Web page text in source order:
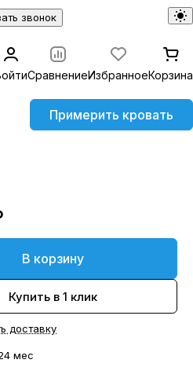
звонок
СравнениеИзбранноеКорзина
Примерить кровать
В корзину
Купить в 1 клик
доставку
мес